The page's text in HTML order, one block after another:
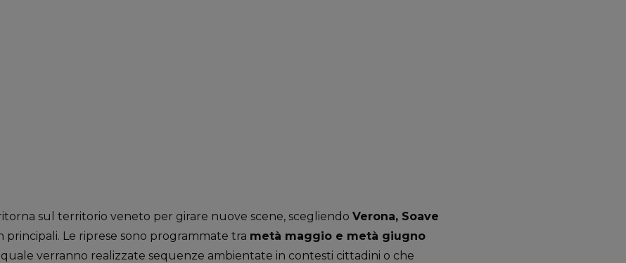
sul territorio veneto per girare nuove scene, scegliendo Verona, Soave
principali. Le riprese sono programmate tra metà maggio e metà giugno
verranno realizzate sequenze ambientate in contesti cittadini o che